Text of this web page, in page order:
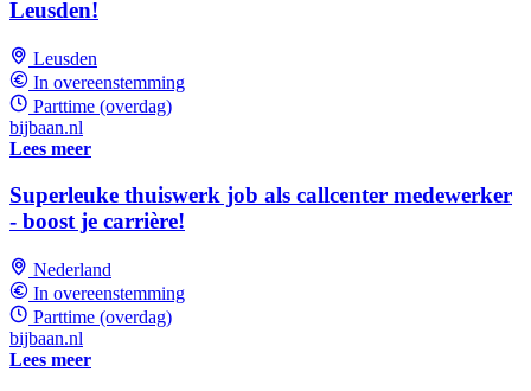
Leusden!
Leusden
In overeenstemming
Parttime (overdag)
bijbaan.nl
Lees meer
Superleuke thuiswerk job als callcenter medewerker
- boost je carrière!
Nederland
In overeenstemming
Parttime (overdag)
bijbaan.nl
Lees meer